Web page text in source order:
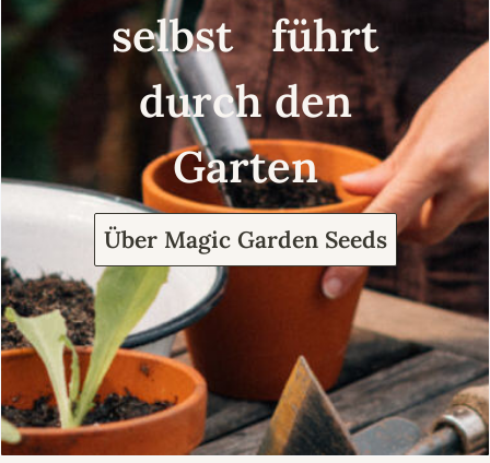
selbst führt
durch den
Garten
Über Magic Garden Seeds